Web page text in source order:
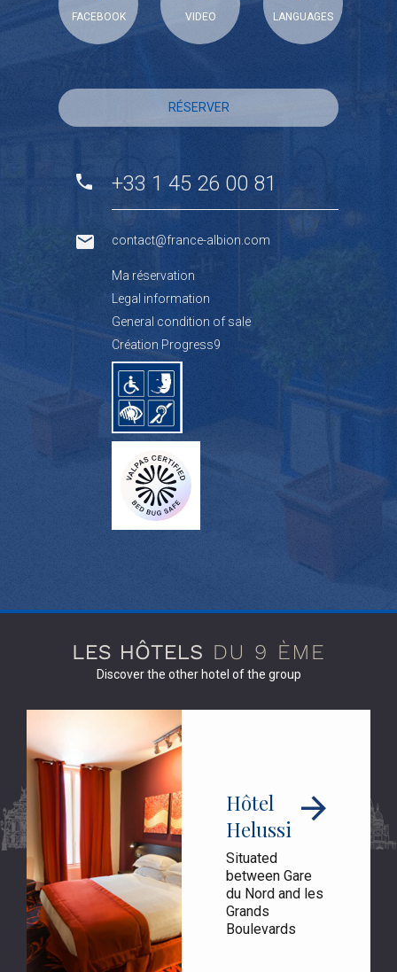
FACEBOOK VIDEO LANGUAGES
RÉSERVER
+33 1 45 26 00 81
contact@france-albion.com
Ma réservation
Legal information
General condition of sale
Création Progress9
Discover the other hotel of the group
Hôtel
Helussi
Situated
between Gare
du Nord and les
Grands
Boulevards